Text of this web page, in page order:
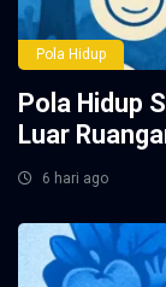
Pola Hidup
Pola Hidup
Luar
6 hari ago